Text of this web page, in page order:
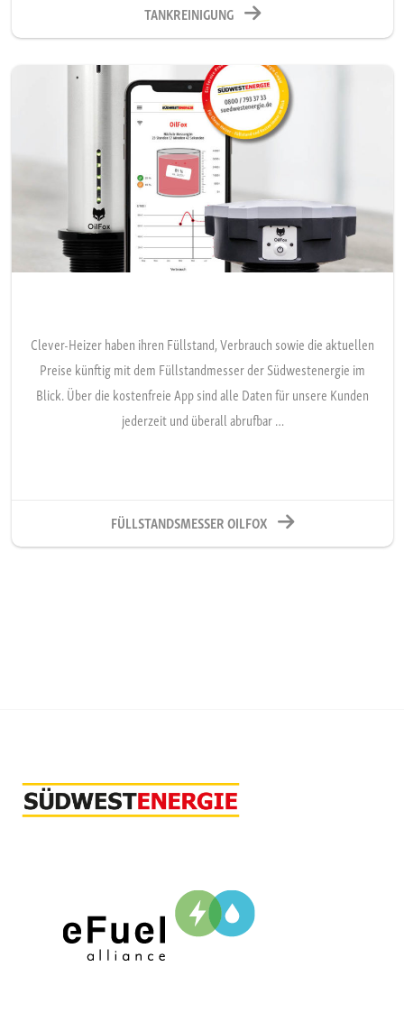
TANKREINIGUNG
Clever-Heizer haben ihren Füllstand, Verbrauch sowie die aktuellen
Preise künftig mit dem Füllstandmesser der Südwestenergie im
Blick. Über die kostenfreie App sind alle Daten für unsere Kunden
jederzeit und überall abrufbar …
FÜLLSTANDSMESSER OILFOX